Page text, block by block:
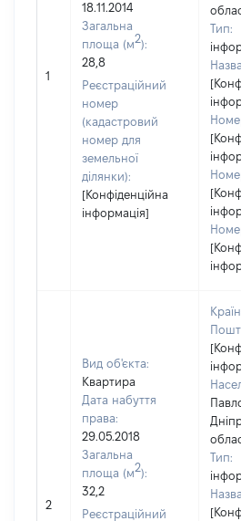
1
18.11.2014
Загальна
площа (м2):
28,8
Реєстраційний
номер
(кадастровий
номер для
земельної
ділянки):
[Конфіденційна
інформація]
Тип:
2
Вид об'єкта:
Квартира
Дата набуття
права:
29.05.2018
Загальна
площа (м2):
32,2
Реєстраційний
Тип: